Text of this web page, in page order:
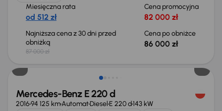
Miesięczna rata
od 512 zł
Cena promocyjna
82 000 zł
Najniższa cena z 30 dni przed
obniżką
87 000 zł
Cena po obniżce
86 000 zł
Mercedes-Benz E 220 d
201694 125 kmAutomatDiesel E 220 d143 kW